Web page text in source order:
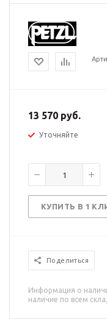
13 570 руб.
Уточняйте
КУПИТЬ В 1
Поделиться
Информация о
наличие по всем